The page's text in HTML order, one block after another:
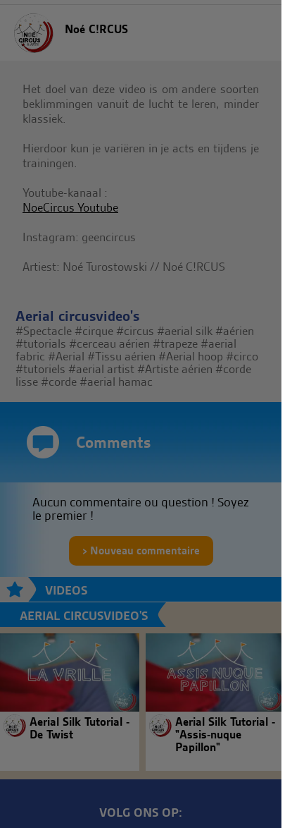
Noé C!RCUS
Het doel van deze video is om andere soorten
beklimmingen vanuit de lucht te leren, minder
klassiek.
Hierdoor kun je variëren in je acts en tijdens je
trainingen.
Youtube-kanaal :
NoeCircus Youtube
Instagram: geencircus
Artiest: Noé Turostowski // Noé C!RCUS
Aerial circusvideo's
#Spectacle #cirque #circus #aerial silk #aérien
#tutorials #cerceau aérien #trapeze #aerial
fabric #Aerial #Tissu aérien #Aerial hoop #circo
#tutoriels #aerial artist #Artiste aérien #corde
lisse #corde #aerial hamac
Comments
Aucun commentaire ou question ! Soyez
le premier !
Nouveau commentaire
VIDEOS
AERIAL CIRCUSVIDEO'S
Aerial Silk Tutorial -
De Twist
Aerial Silk Tutorial -
"Assis-nuque
Papillon"
VOLG ONS OP: